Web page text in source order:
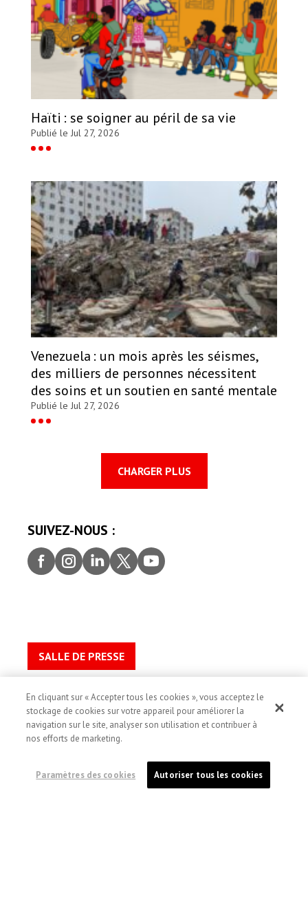
Haïti : se soigner au péril de sa vie
Publié le Jul 27, 2026
Venezuela : un mois après les séismes,
des milliers de personnes nécessitent
des soins et un soutien en santé mentale
Publié le Jul 27, 2026
CHARGER PLUS
SUIVEZ-NOUS :
Faceb
ook
Insta
gram
Linke
dIn
Twitt
er
youtu
be
SALLE DE PRESSE
Contactez-nous
Avis de confidentialité
Conditions d’utilisation du site web
Modalité de témoins
D’utilisation de l’image et de consentement
En cliquant sur « Accepter tous les cookies », vous acceptez le
stockage de cookies sur votre appareil pour améliorer la
navigation sur le site, analyser son utilisation et contribuer à
nos efforts de marketing.
Paramètres des cookies Autoriser tous les cookies